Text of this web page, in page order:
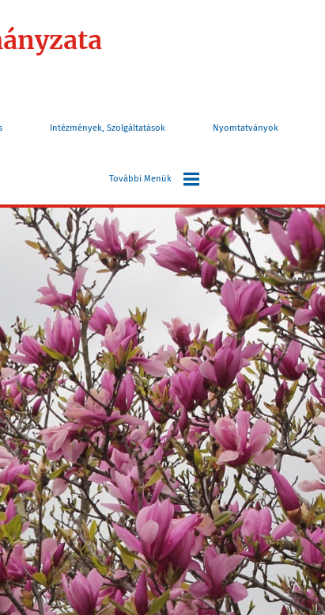
Intézmények, Szolgáltatások Nyomtatványok
További Menük
Választás
Információk
Elérhetőségek
KÖZÉRDEKŰ
ADATOK
Képviselő
Testületi Ülések
Jegyzőkönyvei
Képviselő
Testületi Ülések
Előterjesztés